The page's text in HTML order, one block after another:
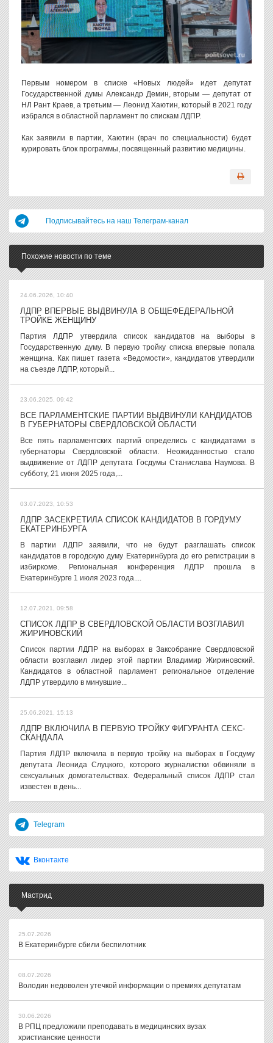
Первым номером в списке «Новых людей» идет депутат
Государственной думы Александр Демин, вторым — депутат от
НЛ Рант Краев, а третьим — Леонид Хаютин, который в 2021 году
избрался в областной парламент по спискам ЛДПР.
Как заявили в партии, Хаютин (врач по специальности) будет
курировать блок программы, посвященный развитию медицины.
Подписывайтесь на наш Телеграм-канал
Похожие новости по теме
24.06.2026, 10:40
ЛДПР ВПЕРВЫЕ ВЫДВИНУЛА В ОБЩЕФЕДЕРАЛЬНОЙ
ТРОЙКЕ ЖЕНЩИНУ
Партия ЛДПР утвердила список кандидатов на выборы в
Государственную думу. В первую тройку списка впервые попала
женщина. Как пишет газета «Ведомости», кандидатов утвердили
на съезде ЛДПР, который...
23.06.2025, 09:42
ВСЕ ПАРЛАМЕНТСКИЕ ПАРТИИ ВЫДВИНУЛИ КАНДИДАТОВ
В ГУБЕРНАТОРЫ СВЕРДЛОВСКОЙ ОБЛАСТИ
Все пять парламентских партий определись с кандидатами в
губернаторы Свердловской области. Неожиданностью стало
выдвижение от ЛДПР депутата Госдумы Станислава Наумова. В
субботу, 21 июня 2025 года,...
03.07.2023, 10:53
ЛДПР ЗАСЕКРЕТИЛА СПИСОК КАНДИДАТОВ В ГОРДУМУ
ЕКАТЕРИНБУРГА
В партии ЛДПР заявили, что не будут разглашать список
кандидатов в городскую думу Екатеринбурга до его регистрации в
избиркоме. Региональная конференция ЛДПР прошла в
Екатеринбурге 1 июля 2023 года....
12.07.2021, 09:58
СПИСОК ЛДПР В СВЕРДЛОВСКОЙ ОБЛАСТИ ВОЗГЛАВИЛ
ЖИРИНОВСКИЙ
Список партии ЛДПР на выборах в Заксобрание Свердловской
области возглавил лидер этой партии Владимир Жириновский.
Кандидатов в областной парламент региональное отделение
ЛДПР утвердило в минувшие...
25.06.2021, 15:13
ЛДПР ВКЛЮЧИЛА В ПЕРВУЮ ТРОЙКУ ФИГУРАНТА СЕКС-
СКАНДАЛА
Партия ЛДПР включила в первую тройку на выборах в Госдуму
депутата Леонида Слуцкого, которого журналистки обвиняли в
сексуальных домогательствах. Федеральный список ЛДПР стал
известен в день...
Telegram
Вконтакте
Мастрид
25.07.2026
В Екатеринбурге сбили беспилотник
08.07.2026
Володин недоволен утечкой информации о премиях депутатам
30.06.2026
В РПЦ предложили преподавать в медицинских вузах
христианские ценности